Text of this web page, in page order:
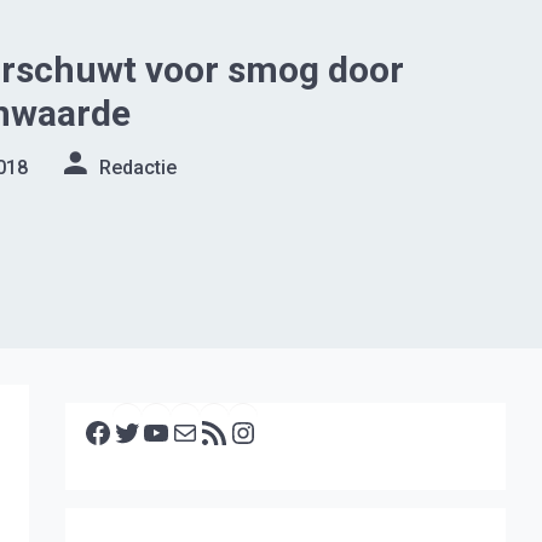
voor smog door
Redactie
Facebook Twitter YouTube E-mail RSS feed